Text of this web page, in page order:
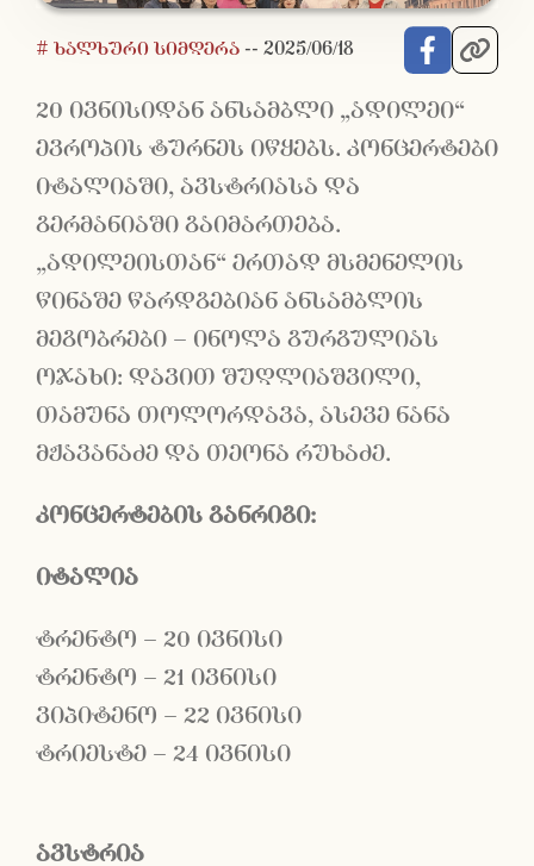
# ხალხური სიმღერა -- 2025/06/18
20 ივნისიდან ანსამბლი „ადილეი“
ევროპის ტურნეს იწყებს. კონცერტები
იტალიაში, ავსტრიასა და
გერმანიაში გაიმართება.
„ადილეისთან“ ერთად მსმენელის
წინაშე წარდგებიან ანსამბლის
მეგობრები – ინოლა გურგულიას
ოჯახი: დავით შუღლიაშვილი,
თამუნა თოლორდავა, ასევე ნანა
მჟავანაძე და თეონა რუხაძე.
კონცერტების განრიგი:
იტალია
ტრენტო – 20 ივნისი
ტრენტო – 21 ივნისი
ვიპიტენო – 22 ივნისი
ტრიესტე ­– 24 ივნისი
ავსტრია